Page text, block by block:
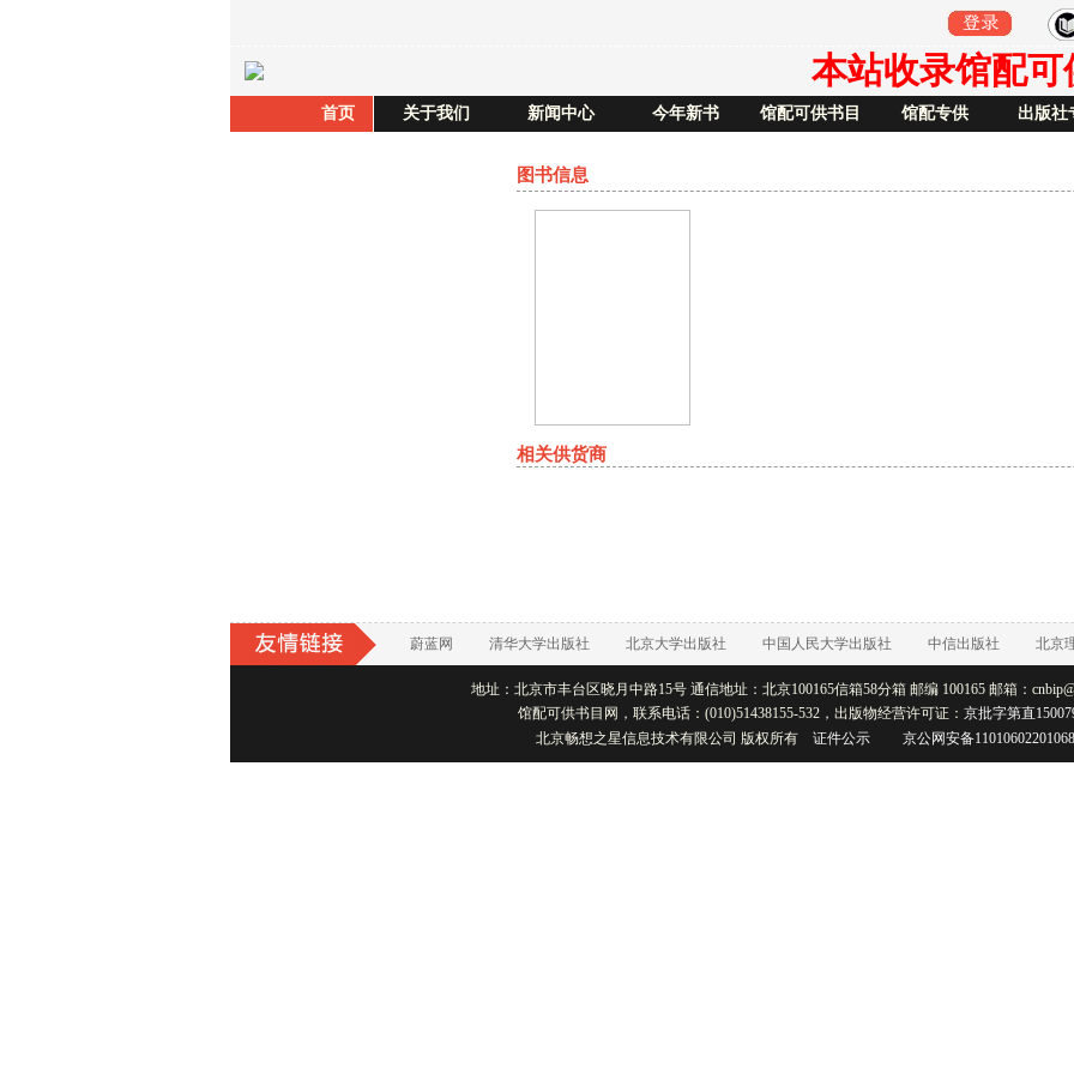
本站收录馆配可
首页 关于我们 新闻中心 今年新书 馆配可供书目 馆配专供 出版社
图书信息
相关供货商
蔚蓝网 清华大学出版社 北京大学出版社 中国人民大学出版社 中信出版社 北京
地址：北京市丰台区晓月中路15号 通信地址：北京100165信箱58分箱 邮编 100165 邮箱：
馆配可供书目网，联系电话：(010)51438155-532，出版物经营许可证： 京批字第直
北京畅想之星信息技术有限公司 版权所有 证件公示 京公网安备11010602201068